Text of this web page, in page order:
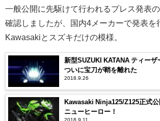
一般公開に先駆けて行われるプレス発表
確認しましたが、国内4メーカーで発表を
Kawasakiとスズキだけの模様。
新型SUZUKI KATANA ティーザ
ついに宝刀が鞘を離れた
2018.9.26
Kawasaki Ninja125/Z125正式
ニューヒーロー！
2018.9.11